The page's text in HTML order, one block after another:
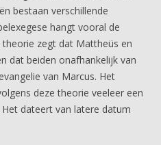
bestaan verschillende
hangt vooral de
zegt dat Mattheüs en
dat beiden onafhankelijk van
van Marcus. Het
deze theorie veeleer een
dateert van latere datum